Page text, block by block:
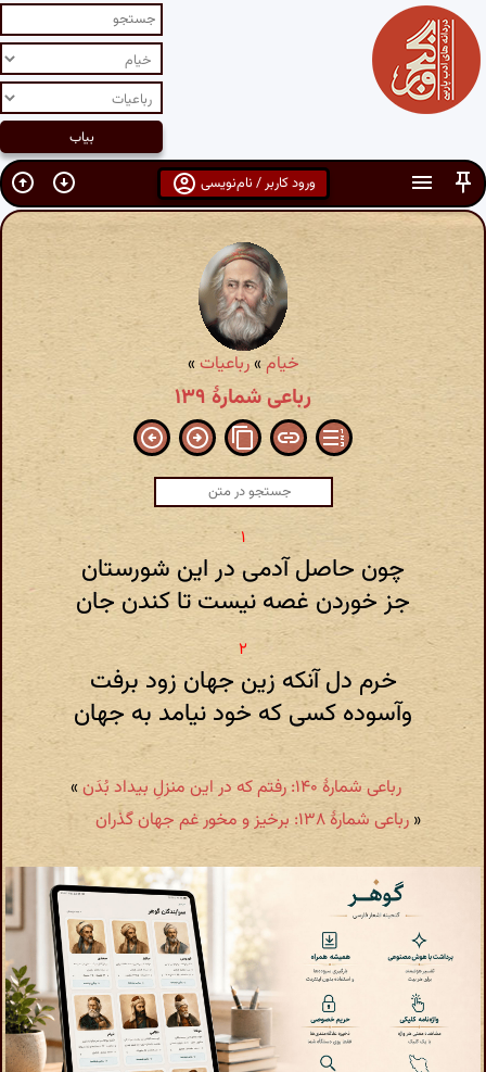
ورود کاربر / نام‌نویسی
خیام»رباعیات»
رباعی شمارهٔ ۱۳۹
چون حاصل آدمی در این شورستان
جز خوردن غصه نیست تا کندن جان
خرم دل آنکه زین جهان زود برفت
وآسوده کسی که خود نیامد به جهان
رباعی شمارهٔ ۱۴۰: رفتم که در این منزلِ بیداد بُدَن
»
« رباعی شمارهٔ ۱۳۸: برخیز و مخور غم جهان گذران